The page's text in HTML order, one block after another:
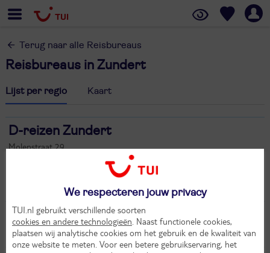
Terug naar alle Reisbureaus
Reisbureaus in Zundert
Lijst per regio Kaart
D-reizen Zundert
Molenstraat 29
dr5638@d-reizen.nl
We respecteren jouw privacy
TUI.nl gebruikt verschillende soorten
cookies en andere technologieën . Naast functionele cookies,
plaatsen wij analytische cookies om het gebruik en de kwaliteit van
onze website te meten. Voor een betere gebruikservaring, het